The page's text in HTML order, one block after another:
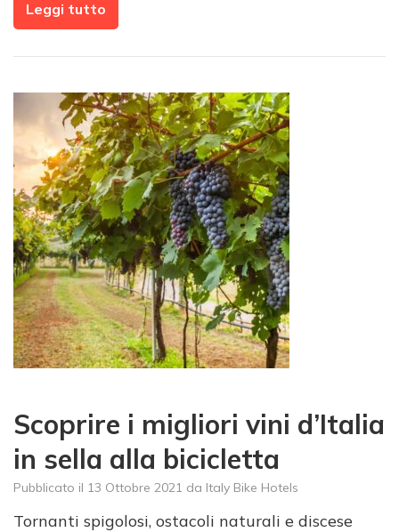
Leggi tutto
Scoprire i migliori vini d’Italia
in sella alla bicicletta
Pubblicato il 13 Ottobre 2021 da Italy Bike Hotels
Tornanti spigolosi, ostacoli naturali e discese